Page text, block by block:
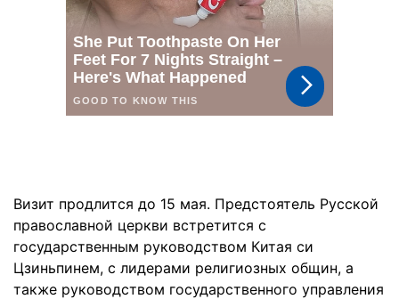
Визит продлится до 15 мая. Предстоятель Русской
православной церкви встретится с
государственным руководством Китая си
Цзиньпинем, с лидерами религиозных общин, а
также руководством государственного управления